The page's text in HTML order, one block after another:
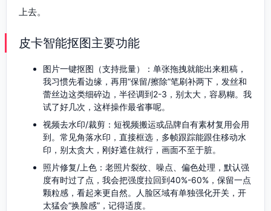
上去。
皮卡智能抠图主要功能
图片一键抠图（支持批量）：单张拖拽就能出来粗稿，
我习惯先看边缘，再用“保留/擦除”笔刷补两下，发丝和
蕾丝边这类细碎边，半径调到2-3，别太大，容易糊。我
试了好几次，这样操作最省事呢。
视频去水印/裁剪：短视频搬运或品牌自有素材复用会用
到。常见角落水印，直接框选，多帧跟踪能跟住移动水
印，别太贪大，刚好遮住就行，画面不至于脏。
照片修复/上色：老照片裂纹、噪点、偏色处理，默认强
度有时过了点，我会把强度拉回到40%-60%，保留一点
颗粒感，看起来更自然。人脸区域有单独强化开关，开
太猛会“换脸感”，记得适度。